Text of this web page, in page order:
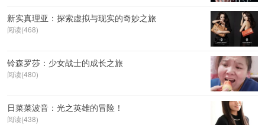
新实真理亚：探索虚拟与现实的奇妙之旅
阅读(468)
铃森罗莎：少女战士的成长之旅
阅读(480)
日菜菜波音：光之英雄的冒险！
阅读(438)